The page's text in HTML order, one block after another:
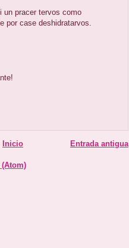
un pracer tervos como
por case deshidratarvos.
Entrada antigua
Inicio